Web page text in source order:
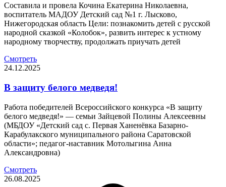
Составила и провела Кочина Екатерина Николаевна,
воспитатель МАДОУ Детский сад №1 г. Лысково,
Нижегородская область Цели: познакомить детей с русской
народной сказкой «Колобок», развить интерес к устному
народному творчеству, продолжать приучать детей
Смотреть
24.12.2025
В защиту белого медведя!
Работа победителей Всероссийского конкурса «В защиту
белого медведя!» — семьи Зайцевой Полины Алексеевны
(МБДОУ «Детский сад с. Первая Ханенёвка Базарно-
Карабулакского муниципального района Саратовской
области»; педагог-наставник Мотолыгина Анна
Александровна)
Смотреть
26.08.2025